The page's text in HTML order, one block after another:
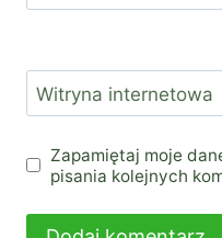
Witryna internetowa
Zapamiętaj moje
pisania kolejnych